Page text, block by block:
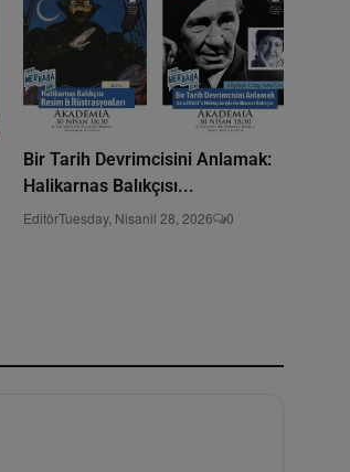
Bir Tarih Devrimcisini Anlamak:
Halikarnas Balıkçısı...
EditörTuesday, Nisanil 28, 2026 0